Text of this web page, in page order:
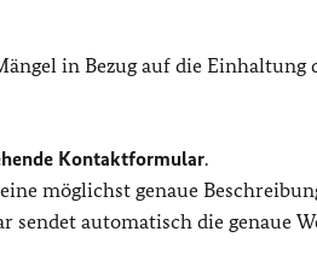
in Bezug auf die
Kontaktformular.
möglichst genaue
automatisch die genaue